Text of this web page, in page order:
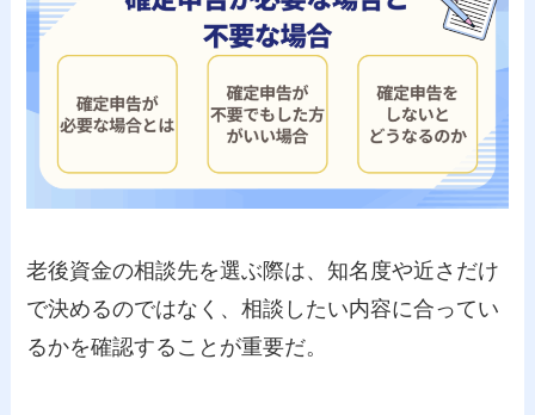
老後資金の相談先を選ぶ際は、知名度や近さだけ
で決めるのではなく、相談したい内容に合ってい
るかを確認することが重要だ。